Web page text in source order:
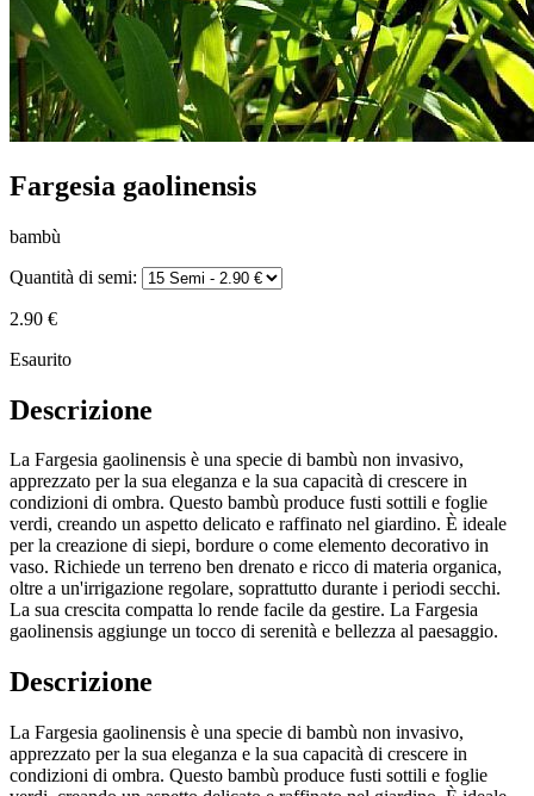
Fargesia gaolinensis
bambù
Quantità di semi:
2.90 €
Esaurito
Descrizione
La Fargesia gaolinensis è una specie di bambù non invasivo,
apprezzato per la sua eleganza e la sua capacità di crescere in
condizioni di ombra. Questo bambù produce fusti sottili e foglie
verdi, creando un aspetto delicato e raffinato nel giardino. È ideale
per la creazione di siepi, bordure o come elemento decorativo in
vaso. Richiede un terreno ben drenato e ricco di materia organica,
oltre a un'irrigazione regolare, soprattutto durante i periodi secchi.
La sua crescita compatta lo rende facile da gestire. La Fargesia
gaolinensis aggiunge un tocco di serenità e bellezza al paesaggio.
Descrizione
La Fargesia gaolinensis è una specie di bambù non invasivo,
apprezzato per la sua eleganza e la sua capacità di crescere in
condizioni di ombra. Questo bambù produce fusti sottili e foglie